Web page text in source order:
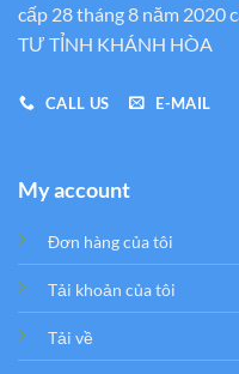
cấp 28 tháng 8 năm 2020
TƯ TỈNH KHÁNH HÒA
CALL US E-MAIL
My account
Đơn hàng của tôi
Tải khoản của tôi
Tải về